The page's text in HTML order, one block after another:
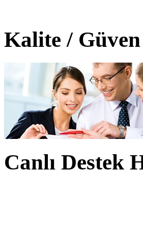
Kalite /
Canlı Destek